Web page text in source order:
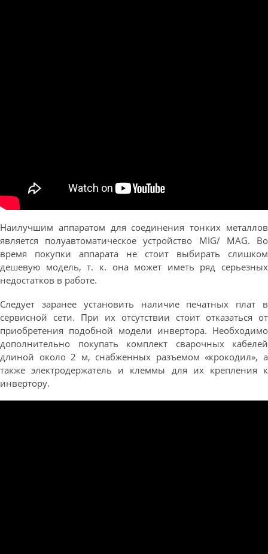
Наилучшим аппаратом для соединения тонких металлов
является полуавтоматическое устройство MIG/ MAG. Во
время покупки аппарата не стоит выбирать слишком
дешевую модель, т. к. она может иметь ряд серьезных
недостатков в работе.
Следует заранее установить наличие печатных плат в
сервисной сети. При их отсутствии стоит отказаться от
приобретения подобной модели инвертора. Необходимо
дополнительно покупать комплект сварочных кабелей
длиной около 2 м, снабженных разъемом «крокодил», а
также электродержатель и клеммы для их крепления к
инвертору.